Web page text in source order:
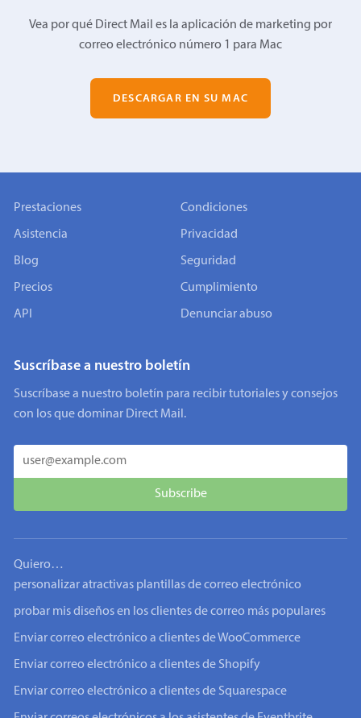
Vea por qué Direct Mail es la aplicación de marketing por
correo electrónico número 1 para Mac
DESCARGAR EN SU MAC
Prestaciones
Asistencia
Blog
Precios
API
Condiciones
Privacidad
Seguridad
Cumplimiento
Denunciar abuso
Suscríbase a nuestro boletín
Suscríbase a nuestro boletín para recibir tutoriales y consejos
con los que dominar Direct Mail.
Quiero…
personalizar atractivas plantillas de correo electrónico
probar mis diseños en los clientes de correo más populares
Enviar correo electrónico a clientes de WooCommerce
Enviar correo electrónico a clientes de Shopify
Enviar correo electrónico a clientes de Squarespace